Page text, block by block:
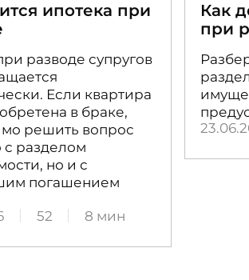
ипотека при
разводе супругов
Если квартира
в браке,
решить вопрос
с разделом
но и с
погашением
52 8 мин
Как
при